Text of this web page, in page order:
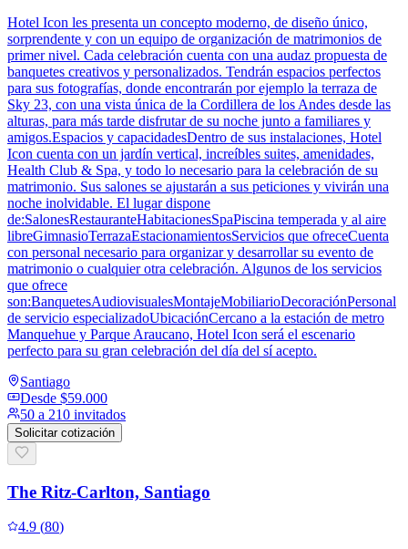
Hotel Icon les presenta un concepto moderno, de diseño único,
sorprendente y con un equipo de organización de matrimonios de
primer nivel. Cada celebración cuenta con una audaz propuesta de
banquetes creativos y personalizados. Tendrán espacios perfectos
para sus fotografías, donde encontrarán por ejemplo la terraza de
Sky 23, con una vista única de la Cordillera de los Andes desde las
alturas, para más tarde disfrutar de su noche junto a familiares y
amigos.Espacios y capacidadesDentro de sus instalaciones, Hotel
Icon cuenta con un jardín vertical, increíbles suites, amenidades,
Health Club & Spa, y todo lo necesario para la celebración de su
matrimonio. Sus salones se ajustarán a sus peticiones y vivirán una
noche inolvidable. El lugar dispone
de:SalonesRestauranteHabitacionesSpaPiscina temperada y al aire
libreGimnasioTerrazaEstacionamientosServicios que ofreceCuenta
con personal necesario para organizar y desarrollar su evento de
matrimonio o cualquier otra celebración. Algunos de los servicios
que ofrece
son:BanquetesAudiovisualesMontajeMobiliarioDecoraciónPersonal
de servicio especializadoUbicaciónCercano a la estación de metro
Manquehue y Parque Araucano, Hotel Icon será el escenario
perfecto para su gran celebración del día del sí acepto.
Santiago
Desde $59.000
50 a 210 invitados
Solicitar cotización
The Ritz-Carlton, Santiago
4.9 (80)